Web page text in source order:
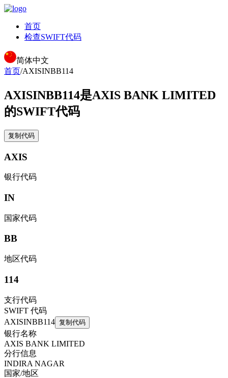
首页
检查SWIFT代码
简体中文
首页/AXISINBB114
AXISINBB114是AXIS BANK LIMITED
的SWIFT代码
复制代码
AXIS
银行代码
IN
国家代码
BB
地区代码
114
支行代码
SWIFT 代码
AXISINBB114 复制代码
银行名称
AXIS BANK LIMITED
分行信息
INDIRA NAGAR
国家/地区